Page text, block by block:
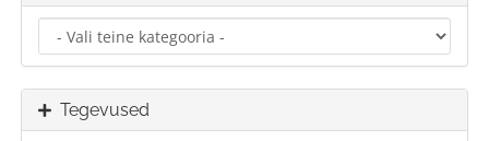
Tegevused